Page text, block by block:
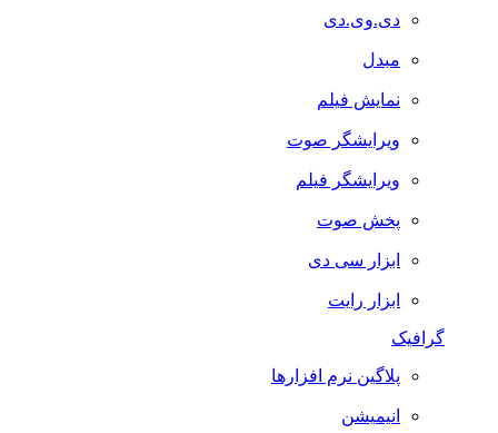
دی.وی.دی
مبدل
نمایش فیلم
ویرایشگر صوت
ویرایشگر فیلم
پخش صوت
ابزار سی دی
ابزار رایت
گرافیک
پلاگین نرم افزارها
انیمیشن